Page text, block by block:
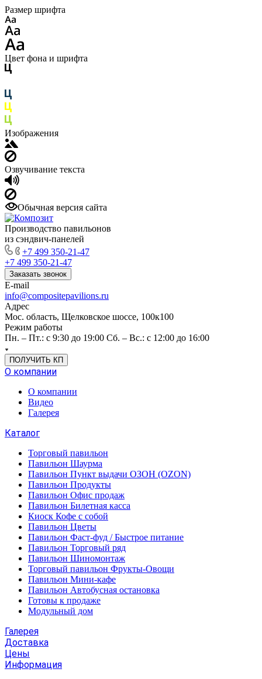
Размер шрифта
Цвет фона и шрифта
Изображения
Озвучивание текста
Обычная версия сайта
Производство павильонов
из сэндвич-панелей
+7 499 350-21-47
+7 499 350-21-47
Заказать звонок
E-mail
info@compositepavilions.ru
Адрес
Мос. область, Щелковское шоссе, 100к100
Режим работы
Пн. – Пт.: с 9:30 до 19:00 Сб. – Вс.: с 12:00 до 16:00
ПОЛУЧИТЬ КП
О компании
О компании
Видео
Галерея
Каталог
Торговый павильон
Павильон Шаурма
Павильон Пункт выдачи ОЗОН (OZON)
Павильон Продукты
Павильон Офис продаж
Павильон Билетная касса
Киоск Кофе с собой
Павильон Цветы
Павильон Фаст-фуд / Быстрое питание
Павильон Торговый ряд
Павильон Шиномонтаж
Торговый павильон Фрукты-Овощи
Павильон Мини-кафе
Павильон Автобусная остановка
Готовы к продаже
Модульный дом
Галерея
Доставка
Цены
Информация